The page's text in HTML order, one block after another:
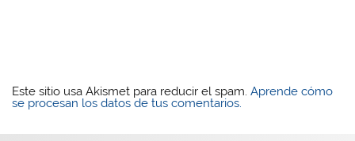
Este sitio usa Akismet para reducir el spam.Aprende cómo
se procesan los datos de tus comentarios.